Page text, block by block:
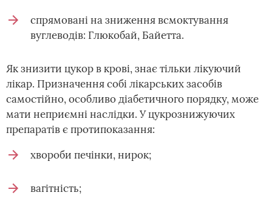
спрямовані на зниження всмоктування
вуглеводів: Глюкобай, Байетта.
Як знизити цукор в крові, знає тільки лікуючий
лікар. Призначення собі лікарських засобів
самостійно, особливо діабетичного порядку, може
мати неприємні наслідки. У цукрознижуючих
препаратів є протипоказання:
хвороби печінки, нирок;
вагітність;